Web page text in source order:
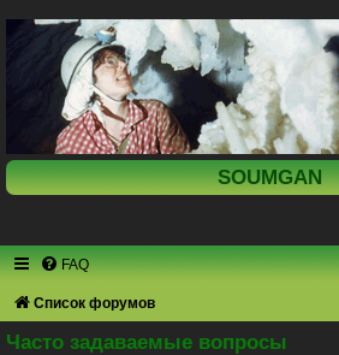
SOUMGAN
FAQ
Список форумов
Часто задаваемые вопросы